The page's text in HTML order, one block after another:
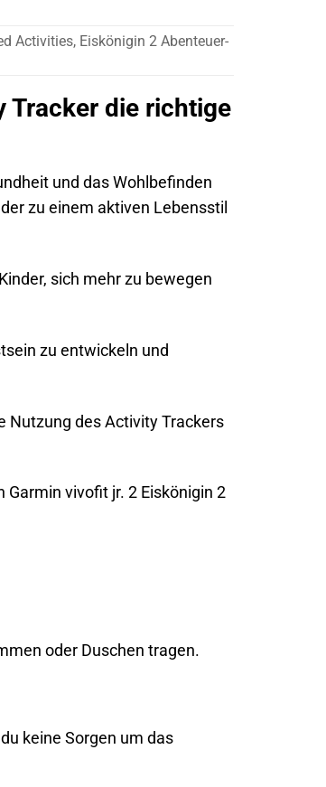
Activities, Eiskönigin 2 Abenteuer-
Tracker die richtige
und das Wohlbefinden
zu einem aktiven Lebensstil
sich mehr zu bewegen
zu entwickeln und
Nutzung des Activity Trackers
vivofit jr. 2 Eiskönigin 2
oder Duschen tragen.
keine Sorgen um das